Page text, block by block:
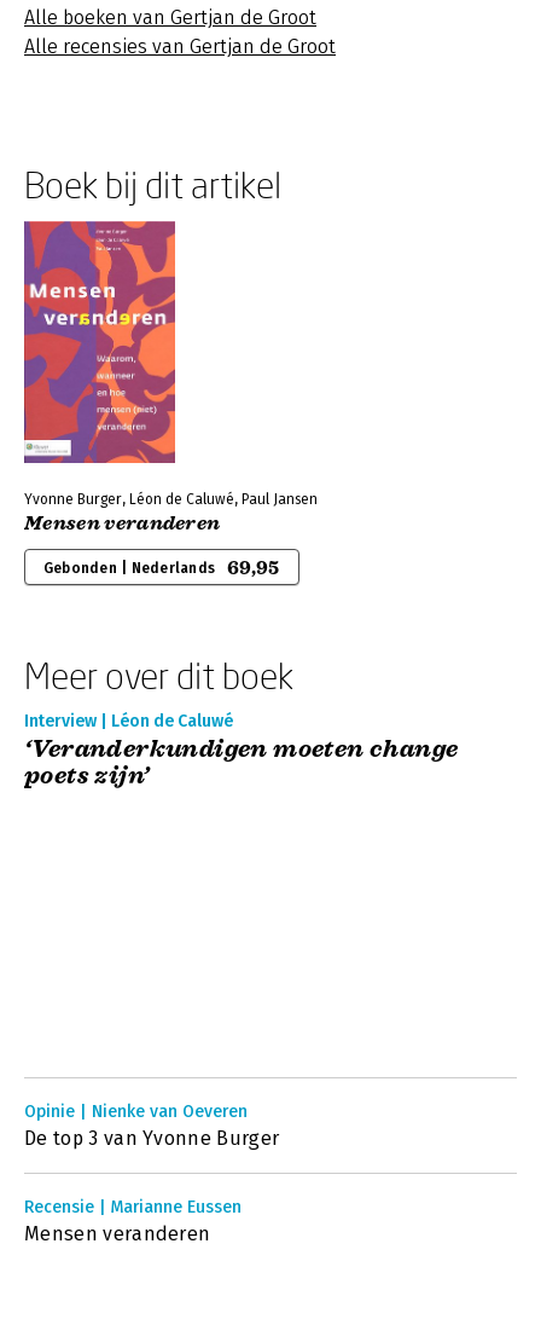
Alle boeken van Gertjan de Groot
Alle recensies van Gertjan de Groot
Boek bij dit artikel
Yvonne Burger, Léon de Caluwé, Paul Jansen
Mensen veranderen
Gebonden | Nederlands 69,95
Meer over dit boek
Interview | Léon de Caluwé
‘Veranderkundigen moeten change
poets zijn’
Opinie | Nienke van Oeveren
De top 3 van Yvonne Burger
Recensie | Marianne Eussen
Mensen veranderen